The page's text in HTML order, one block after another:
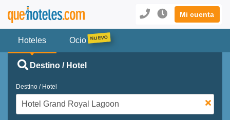
Mi cuenta
Hoteles Ocio
Destino / Hotel
Destino / Hotel